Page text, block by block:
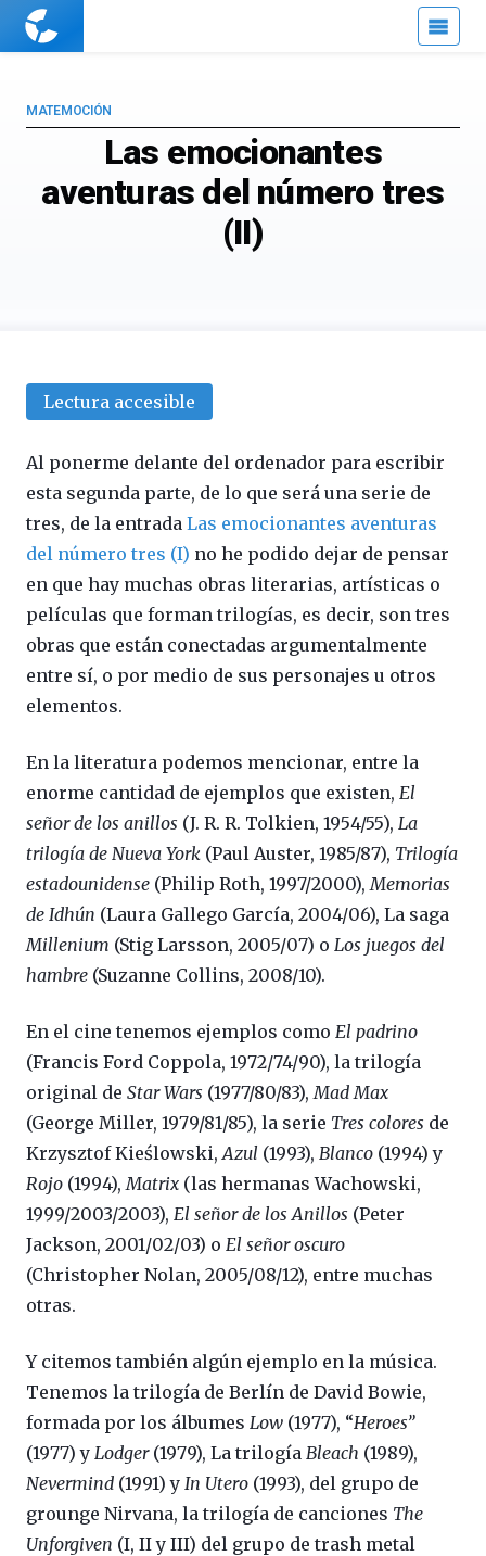
Cuaderno
Las emocionantes
aventuras del número tres
(II)
MATEMOCIÓN
Lectura accesible
Al ponerme delante del ordenador para escribir
esta segunda parte, de lo que será una serie de
tres, de la entrada Las emocionantes aventuras
del número tres (I) no he podido dejar de pensar
en que hay muchas obras literarias, artísticas o
películas que forman trilogías, es decir, son tres
obras que están conectadas argumentalmente
entre sí, o por medio de sus personajes u otros
elementos.
En la literatura podemos mencionar, entre la
enorme cantidad de ejemplos que existen, El
señor de los anillos (J. R. R. Tolkien, 1954/55), La
trilogía de Nueva York (Paul Auster, 1985/87), Trilogía
estadounidense (Philip Roth, 1997/2000),Memorias
de Idhún (Laura Gallego García, 2004/06), La saga
Millenium (Stig Larsson, 2005/07) o Los juegos del
hambre (Suzanne Collins, 2008/10).
En el cine tenemos ejemplos como El padrino
(Francis Ford Coppola, 1972/74/90), la trilogía
original de Star Wars (1977/80/83),Mad Max
(George Miller, 1979/81/85), la serie Tres colores de
Krzysztof Kieślowski,Azul (1993), Blanco (1994) y
Rojo (1994),Matrix (las hermanas Wachowski,
1999/2003/2003), El señor de los Anillos (Peter
Jackson, 2001/02/03) o El señor oscuro
(Christopher Nolan, 2005/08/12), entre muchas
otras.
Y citemos también algún ejemplo en la música.
Tenemos la trilogía de Berlín de David Bowie,
formada por los álbumes Low (1977), “Heroes”
(1977) y Lodger(1979), La trilogía Bleach (1989),
Nevermind (1991) y In Utero (1993), del grupo de
grounge Nirvana, la trilogía de canciones The
Unforgiven (I, II y III) del grupo de trash metal